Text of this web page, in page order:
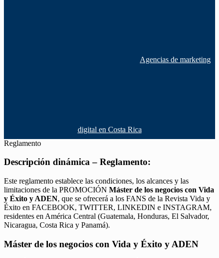
Agencias de marketing
digital en Costa Rica
Reglamento
Descripción dinámica – Reglamento:
Este reglamento establece las condiciones, los alcances y las
limitaciones de la PROMOCIÓN Máster de los negocios con Vida
y Éxito y ADEN, que se ofrecerá a los FANS de la Revista Vida y
Éxito en FACEBOOK, TWITTER, LINKEDIN e INSTAGRAM,
residentes en América Central (Guatemala, Honduras, El Salvador,
Nicaragua, Costa Rica y Panamá).
Máster de los negocios con Vida y Éxito y ADEN